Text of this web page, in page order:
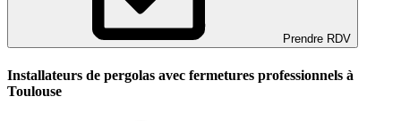
Prendre RDV
Installateurs de pergolas avec fermetures professionnels à
Toulouse